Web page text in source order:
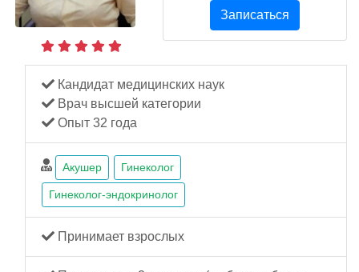
Записаться
Кандидат медицинских наук
Врач высшей категории
Опыт 32 года
Акушер Гинеколог
Гинеколог-эндокринолог
Принимает взрослых